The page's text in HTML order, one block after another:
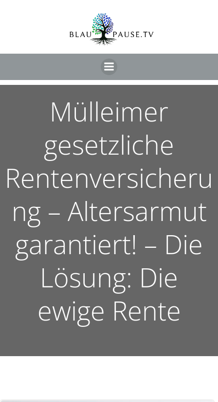
Mülleimer
gesetzliche
Rentenversicheru
ng – Altersarmut
garantiert! – Die
Lösung: Die
ewige Rente